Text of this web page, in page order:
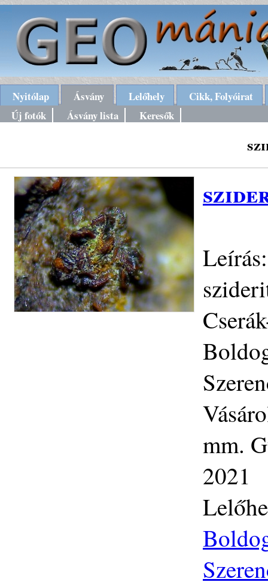
Nyitólap Ásvány Lelőhely
Cikk, Folyóirat
Új fotók
Ásvány lista Keresők
mm.
2021